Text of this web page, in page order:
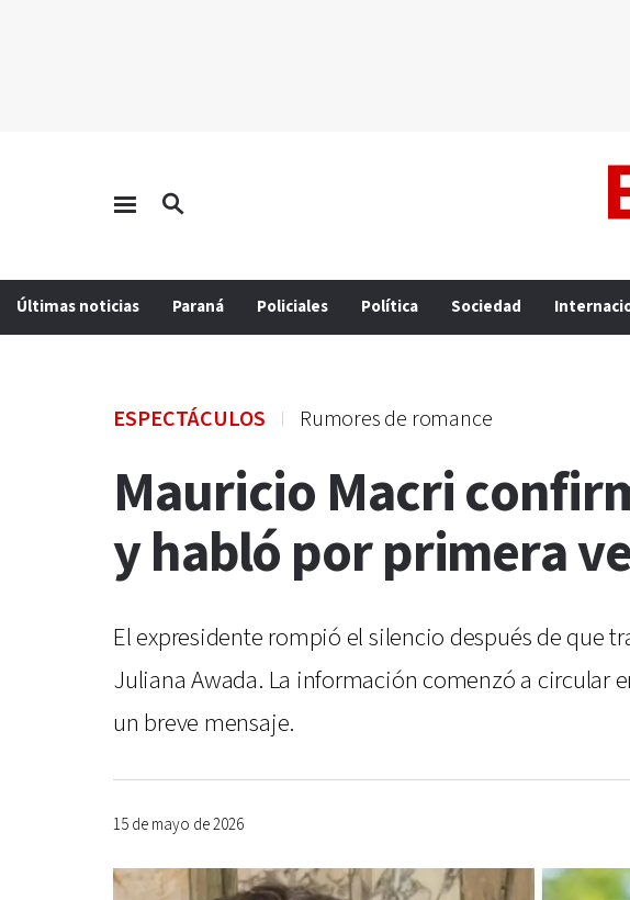
Últimas noticias Paraná Policiales Política Sociedad
ESPECTÁCULOS Rumores de romance
Mauricio Macri
y habló por primera
El expresidente rompió el silencio después de que
Juliana Awada. La información comenzó a circular
un breve mensaje.
15 de mayo de 2026